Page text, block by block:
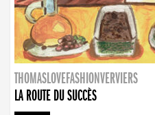
THOMASLOVEFASHIONVERVIERS
LA ROUTE DU SUCCÈS